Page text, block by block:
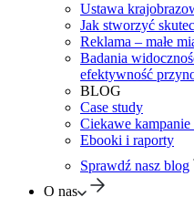
Ustawa
Jak stworzyć
Reklama – małe
Badania
efektywność
BLOG
Case study
Ciekawe
Ebooki i raporty
Sprawdź nasz blog
O nas